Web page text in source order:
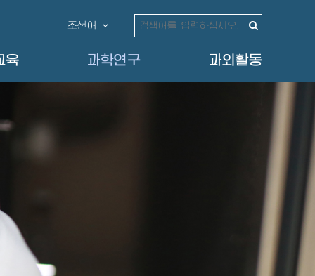
조선어
육 과학연구 과외활동